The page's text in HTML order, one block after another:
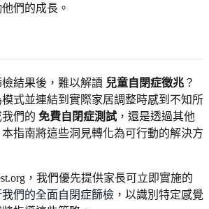
們的成長。
結果後，難以解讀 兒童自閉症徵兆 ？
式並連結到實際家居調整時感到不知所
們的 免費自閉症測試 ，還是透過其他
指南將這些洞見轉化為可行動的解決方
，我們優先提供家長可立即實施的
們的全面自閉症篩檢 ，以識別特定感覺